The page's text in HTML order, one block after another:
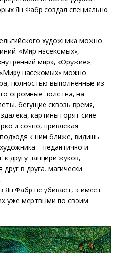
Ян Фабр создал специально
художника можно
«Мир насекомых»,
мир», «Оружие»,
насекомых» можно
полностью выполненные из
огромные полотна, на
бегущие сквозь время,
картины горят сине-
и сочно, привлекая
к ним ближе, видишь
– педантично и
к другу панцири жуков,
в друга, магически
Ян Фабр не убивает, а имеет
уже мертвыми по своим